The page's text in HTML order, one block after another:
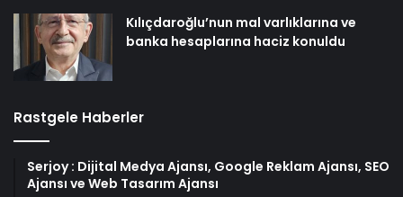
Kılıçdaroğlu’nun mal varlıklarına ve
banka hesaplarına haciz konuldu
Rastgele Haberler
Serjoy : Dijital Medya Ajansı, Google Reklam Ajansı, SEO
Ajansı ve Web Tasarım Ajansı